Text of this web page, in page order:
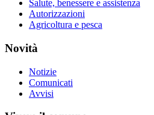
Salute, benessere e assistenza
Autorizzazioni
Agricoltura e pesca
Novità
Notizie
Comunicati
Avvisi